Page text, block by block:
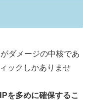
ダメージの中核であ
ックしかありませ
を多めに確保するこ